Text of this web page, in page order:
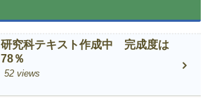
研究科テキスト作成中 完成度は
78％
52 views